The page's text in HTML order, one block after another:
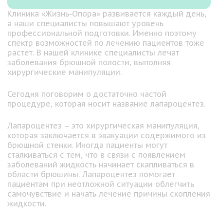
Клиника «Жизнь-Опора» развивается каждый день,
а наши специалисты повышают уровень
профессиональной подготовки. Именно поэтому
спектр возможностей по лечению пациентов тоже
растет. В нашей клинике специалисты лечат
заболевания брюшной полости, выполняя
хирургические манипуляции.
Сегодня поговорим о достаточно частой
процедуре, которая носит название лапароцентез.
Лапароцентез – это хирургическая манипуляция,
которая заключается в эвакуации содержимого из
брюшной стенки. Иногда пациенты могут
сталкиваться с тем, что в связи с появлением
заболеваний жидкость начинает скапливаться в
области брюшины. Лапароцентез помогает
пациентам при неотложной ситуации облегчить
самочувствие и начать лечение причины скопления
жидкости.